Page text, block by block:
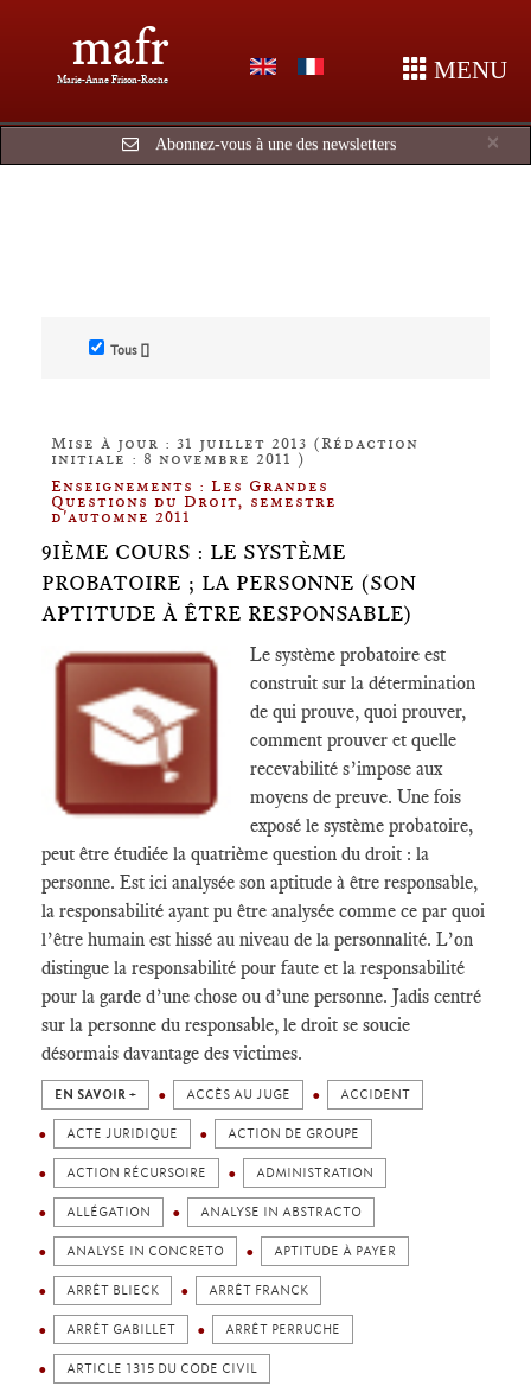
mafr
Marie-Anne Frison-Roche MENU
×
Abonnez-vous à une des newsletters
Tous []
Mise à jour : 31 juillet 2013 (Rédaction
initiale : 8 novembre 2011 )
Enseignements : Les Grandes
Questions du Droit, semestre
d'automne 2011
9IÈME COURS : LE SYSTÈME
PROBATOIRE ; LA PERSONNE (SON
APTITUDE À ÊTRE RESPONSABLE)
Le système probatoire est
construit sur la détermination
de qui prouve, quoi prouver,
comment prouver et quelle
recevabilité s’impose aux
moyens de preuve. Une fois
exposé le système probatoire,
peut être étudiée la quatrième question du droit : la
personne. Est ici analysée son aptitude à être responsable,
la responsabilité ayant pu être analysée comme ce par quoi
l’être humain est hissé au niveau de la personnalité. L’on
distingue la responsabilité pour faute et la responsabilité
pour la garde d’une chose ou d’une personne. Jadis centré
sur la personne du responsable, le droit se soucie
désormais davantage des victimes.
EN SAVOIR + ACCÈS AU JUGE ACCIDENT
ACTE JURIDIQUE ACTION DE GROUPE
ACTION RÉCURSOIRE ADMINISTRATION
ALLÉGATION ANALYSE IN ABSTRACTO
ANALYSE IN CONCRETO APTITUDE À PAYER
ARRÊT BLIECK ARRÊT FRANCK
ARRÊT GABILLET ARRÊT PERRUCHE
ARTICLE 1315 DU CODE CIVIL